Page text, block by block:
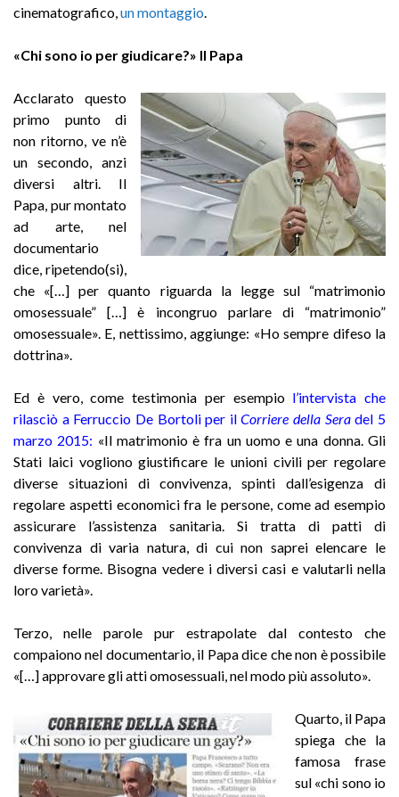
cinematografico un montaggio
«Chi sono io per giudicare?» Il Papa
Acclarato questo
primo punto di
non ritorno, ve n’è
un secondo, anzi
diversi altri. Il
Papa, pur montato
ad arte, nel
documentario
dice, ripetendo(si),
che «[…] per quanto riguarda la legge sul “matrimonio
omosessuale” […] è incongruo parlare di “matrimonio”
omosessuale». E, nettissimo, aggiunge: «Ho sempre difeso la
dottrina».
Ed è vero, come testimonia per esempio l’intervista che
rilasciò a Ferruccio De Bortoli per ilCorriere della Seradel 5
marzo 2015: «Il matrimonio è fra un uomo e una donna. Gli
Stati laici vogliono giustificare le unioni civili per regolare
diverse situazioni di convivenza, spinti dall’esigenza di
regolare aspetti economici fra le persone, come ad esempio
assicurare l’assistenza sanitaria. Si tratta di patti di
convivenza di varia natura, di cui non saprei elencare le
diverse forme. Bisogna vedere i diversi casi e valutarli nella
loro varietà».
Terzo, nelle parole pur estrapolate dal contesto che
compaiono nel documentario, il Papa dice che non è possibile
«[…] approvare gli atti omosessuali, nel modo più assoluto».
Quarto, il Papa
spiega che la
famosa frase
sul «chi sono io